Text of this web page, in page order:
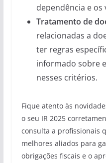
dependência e
Tratamento de
relacionadas a
ter regras
informado sobre
nesses critérios.
Fique atento às
o seu IR 2025
consulta a profissionais
melhores aliados para
obrigações fiscais e o